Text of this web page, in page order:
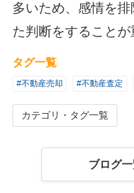
多いため、感情を
た判断をすることが
タグ一覧
#不動産売却 #不動産査定
カテゴリ・タグ一覧
ブログ